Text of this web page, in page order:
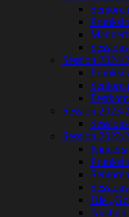
Session 2024/
Session 2023/
Session 2022/
Die
Ausflug